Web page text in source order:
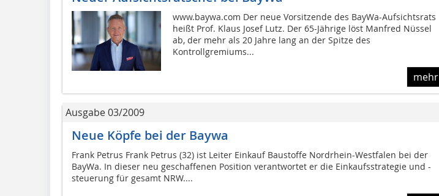
www.baywa.com Der neue Vorsitzende des BayWa-Aufsichtsrats
heißt Prof. Klaus Josef Lutz. Der 65-Jährige löst Manfred Nüssel
ab, der mehr als 20 Jahre lang an der Spitze des
Kontrollgremiums...
mehr
Ausgabe 03/2009
Neue Köpfe bei der Baywa
Frank Petrus Frank Petrus (32) ist Leiter Einkauf Baustoffe Nordrhein-Westfalen bei der
BayWa. In dieser neu geschaffenen Position verantwortet er die Einkaufsstrategie und -
steuerung für gesamt NRW....